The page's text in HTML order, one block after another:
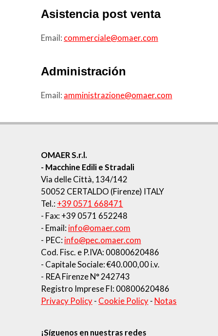
Asistencia post venta
Email: commerciale@omaer.com
Administración
Email: amministrazione@omaer.com
OMAER S.r.l.
- Macchine Edili e Stradali
Via delle Città, 134/142
50052 CERTALDO (Firenze) ITALY
Tel.: +39 0571 668471
- Fax: +39 0571 652248
- Email: info@omaer.com
- PEC: info@pec.omaer.com
Cod. Fisc. e P.IVA: 00800620486
- Capitale Sociale: €40.000,00 i.v.
- REA Firenze N° 242743
Registro Imprese FI: 00800620486
Privacy Policy- Cookie Policy- Notas
¡Síguenos en nuestras redes